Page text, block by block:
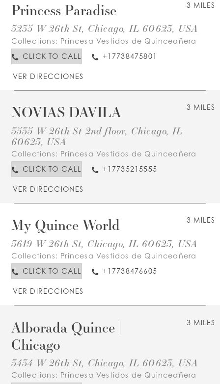
3 MILES
Princess Paradise
3235 W 26th St, Chicago, IL 60623, USA
Collections: Princesa Vestidos de Quinceañera
CLICK TO CALL
+17738475801
VER DIRECCIONES
3 MILES
NOVIAS DAVILA
3535 W 26th St 2nd floor, Chicago, IL
60623, USA
Collections: Princesa Vestidos de Quinceañera
CLICK TO CALL
+17735215555
VER DIRECCIONES
3 MILES
My Quince World
3619 W 26th St, Chicago, IL 60623, USA
Collections: Princesa Vestidos de Quinceañera
CLICK TO CALL
+17738476605
VER DIRECCIONES
3 MILES
Alborada Quince |
Chicago
3434 W 26th St, Chicago, IL 60623, USA
Collections: Princesa Vestidos de Quinceañera